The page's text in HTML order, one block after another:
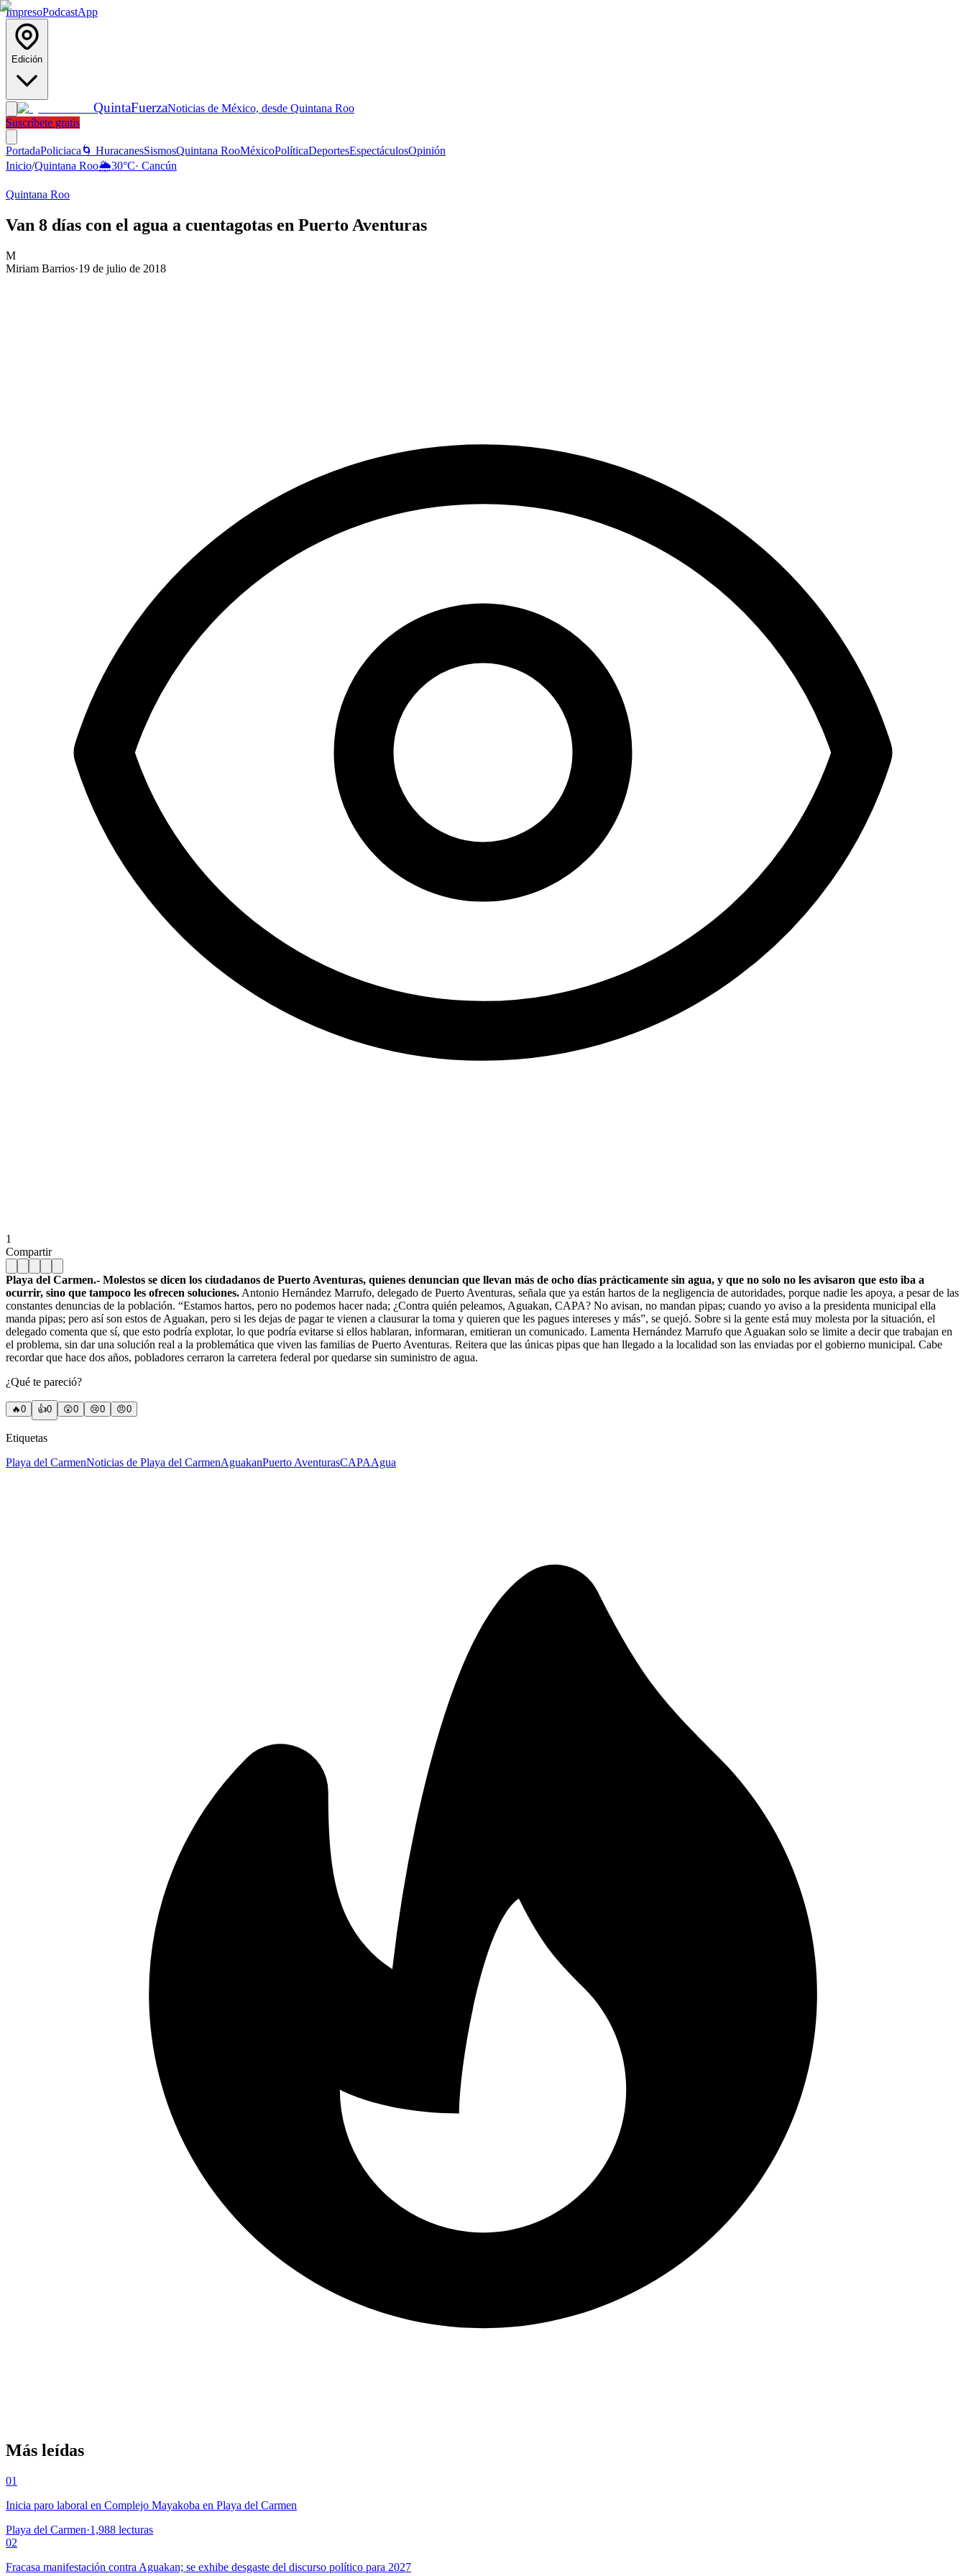
ImpresoPodcastApp
Edición
QuintaFuerzaNoticias de México, desde Quintana Roo
Suscríbete gratis
PortadaPoliciaca 🌀 HuracanesSismosQuintana RooMéxicoPolíticaDeportesEspectáculosOpinión
Inicio/Quintana Roo🌦️30°C· Cancún
Quintana Roo
Van 8 días con el agua a cuentagotas en Puerto Aventuras
M
Miriam Barrios·19 de julio de 2018
1
Compartir
Playa del Carmen.- Molestos se dicen los ciudadanos de Puerto Aventuras, quienes denuncian que llevan más de ocho días prácticamente sin agua, y que no solo no les avisaron que esto iba a
ocurrir, sino que tampoco les ofrecen soluciones. Antonio Hernández Marrufo, delegado de Puerto Aventuras, señala que ya están hartos de la negligencia de autoridades, porque nadie les apoya, a pesar de las
constantes denuncias de la población. “Estamos hartos, pero no podemos hacer nada; ¿Contra quién peleamos, Aguakan, CAPA? No avisan, no mandan pipas; cuando yo aviso a la presidenta municipal ella
manda pipas; pero así son estos de Aguakan, pero si les dejas de pagar te vienen a clausurar la toma y quieren que les pagues intereses y más”, se quejó. Sobre si la gente está muy molesta por la situación, el
delegado comenta que sí, que esto podría explotar, lo que podría evitarse si ellos hablaran, informaran, emitieran un comunicado. Lamenta Hernández Marrufo que Aguakan solo se limite a decir que trabajan en
el problema, sin dar una solución real a la problemática que viven las familias de Puerto Aventuras. Reitera que las únicas pipas que han llegado a la localidad son las enviadas por el gobierno municipal. Cabe
recordar que hace dos años, pobladores cerraron la carretera federal por quedarse sin suministro de agua.
¿Qué te pareció?
🔥0 👍0 😲0 😢0 😠0
Etiquetas
Playa del CarmenNoticias de Playa del CarmenAguakanPuerto AventurasCAPAAgua
Más leídas
01
Inicia paro laboral en Complejo Mayakoba en Playa del Carmen
Playa del Carmen·1,988 lecturas
02
Fracasa manifestación contra Aguakan; se exhibe desgaste del discurso político para 2027